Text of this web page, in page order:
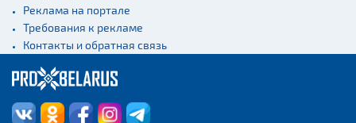
Реклама на портале
Требования к рекламе
Контакты и обратная связь